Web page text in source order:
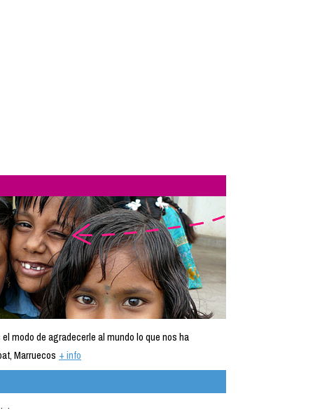
modo de agradecerle al mundo lo que nos ha
Marruecos + info